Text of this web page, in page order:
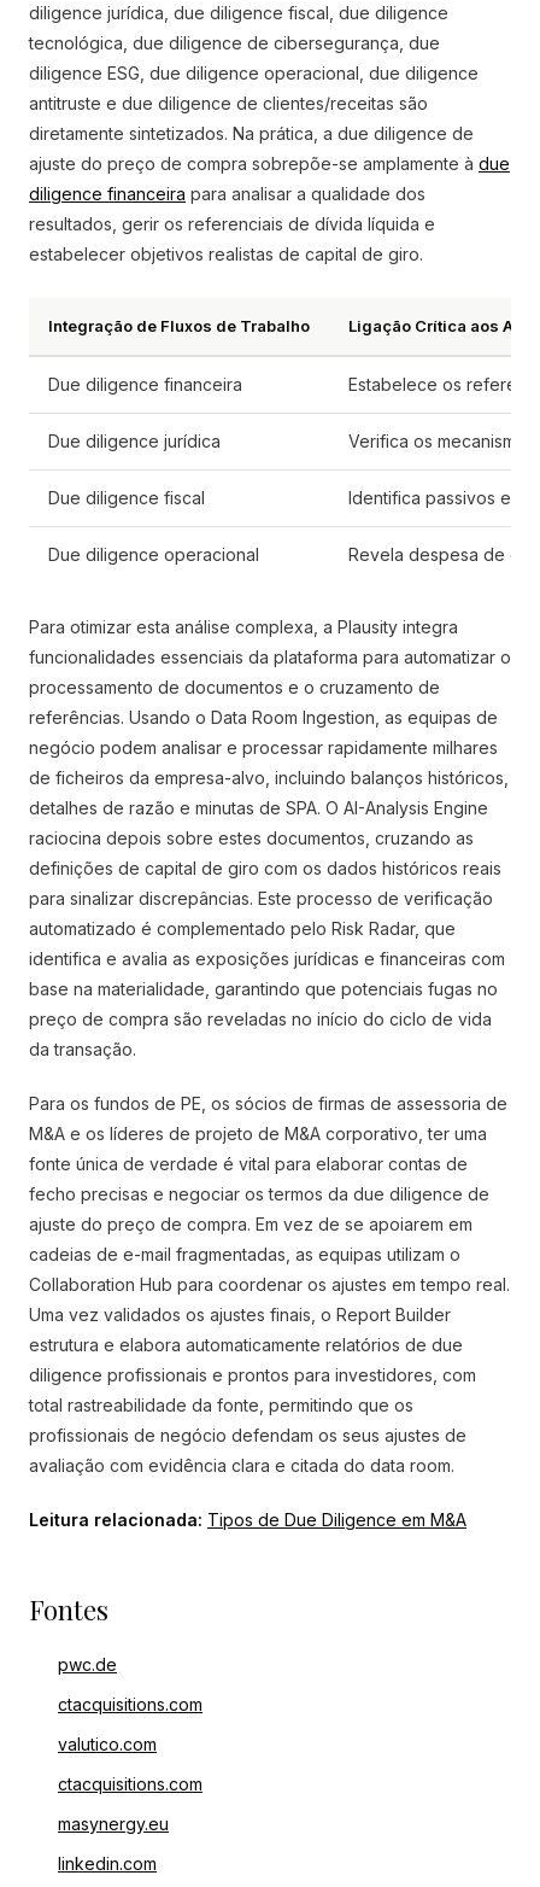
diligence jurídica, due diligence fiscal, due diligence
tecnológica, due diligence de cibersegurança, due
diligence ESG, due diligence operacional, due diligence
antitruste e due diligence de clientes/receitas são
diretamente sintetizados. Na prática, a due diligence de
ajuste do preço de compra sobrepõe-se amplamente à due
diligence financeira para analisar a qualidade dos
resultados, gerir os referenciais de dívida líquida e
estabelecer objetivos realistas de capital de giro.
Integração de Fluxos de Trabalho Ligação Crítica aos
Due diligence financeira Estabelece os
Due diligence jurídica Verifica os
Due diligence fiscal Identifica passivos e
Due diligence operacional Revela despesa de
Para otimizar esta análise complexa, a Plausity integra
funcionalidades essenciais da plataforma para automatizar o
processamento de documentos e o cruzamento de
referências. Usando o Data Room Ingestion, as equipas de
negócio podem analisar e processar rapidamente milhares
de ficheiros da empresa-alvo, incluindo balanços históricos,
detalhes de razão e minutas de SPA. O AI-Analysis Engine
raciocina depois sobre estes documentos, cruzando as
definições de capital de giro com os dados históricos reais
para sinalizar discrepâncias. Este processo de verificação
automatizado é complementado pelo Risk Radar, que
identifica e avalia as exposições jurídicas e financeiras com
base na materialidade, garantindo que potenciais fugas no
preço de compra são reveladas no início do ciclo de vida
da transação.
Para os fundos de PE, os sócios de firmas de assessoria de
M&A e os líderes de projeto de M&A corporativo, ter uma
fonte única de verdade é vital para elaborar contas de
fecho precisas e negociar os termos da due diligence de
ajuste do preço de compra. Em vez de se apoiarem em
cadeias de e-mail fragmentadas, as equipas utilizam o
Collaboration Hub para coordenar os ajustes em tempo real.
Uma vez validados os ajustes finais, o Report Builder
estrutura e elabora automaticamente relatórios de due
diligence profissionais e prontos para investidores, com
total rastreabilidade da fonte, permitindo que os
profissionais de negócio defendam os seus ajustes de
avaliação com evidência clara e citada do data room.
Leitura relacionada: Tipos de Due Diligence em M&A
Fontes
pwc.de
ctacquisitions.com
valutico.com
ctacquisitions.com
masynergy.eu
linkedin.com